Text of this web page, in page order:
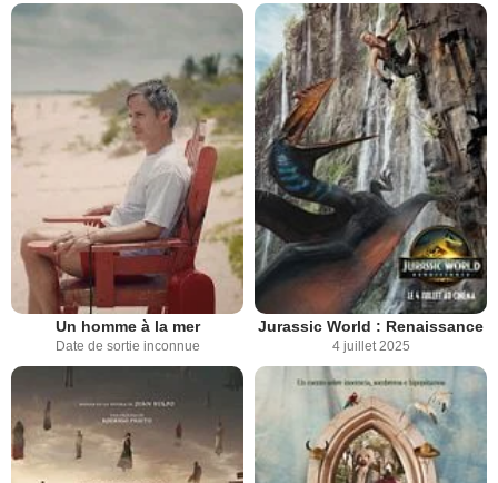
Un homme à la mer
Date de sortie inconnue
Jurassic World : Renaissance
4 juillet 2025